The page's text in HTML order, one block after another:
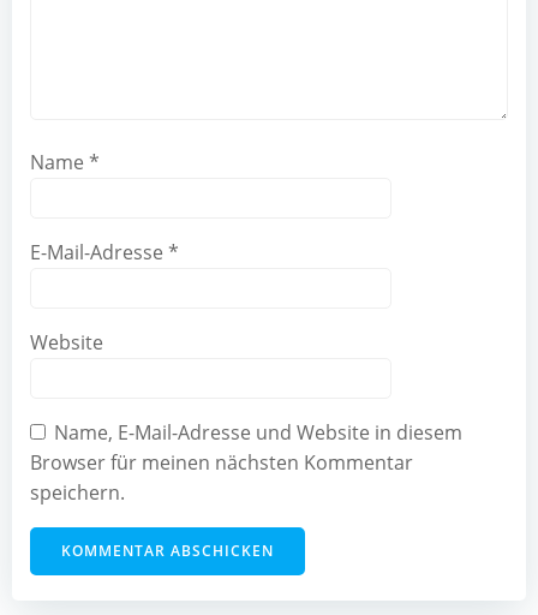
Name *
E-Mail-Adresse *
Website
Name, E-Mail-Adresse und Website in diesem
Browser für meinen nächsten Kommentar
speichern.